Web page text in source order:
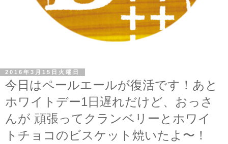
2016年3月15日火曜日
今日はペールエールが復活です！あと
ホワイトデー1日遅れだけど、おっさ
んが 頑張ってクランベリーとホワイ
トチョコのビスケット焼いたよ〜！